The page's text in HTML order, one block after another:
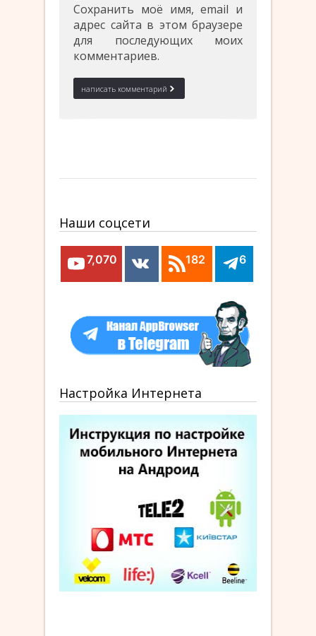
Сохранить моё имя, email и
адрес сайта в этом браузере
для последующих моих
комментариев.
Наши соцсети
7,070 182 6
Настройка Интернета